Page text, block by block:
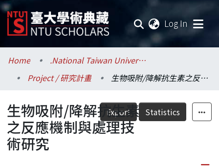
Log In
Communities & Collections
Research Outputs
Fundings & Projects
Researchers
Home
.National Taiwan University / 國立臺灣大學
Project / 研究計畫
生物吸附/降解抗生素之反應機制與處理技術研究
Export Statistics
生物吸附/降解抗生素
之反應機制與處理技
術研究